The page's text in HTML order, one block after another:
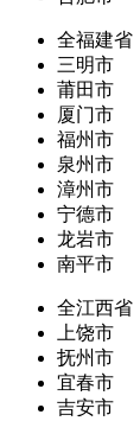
全福建省
三明市
莆田市
厦门市
福州市
泉州市
漳州市
宁德市
龙岩市
南平市
全江西省
上饶市
抚州市
宜春市
吉安市